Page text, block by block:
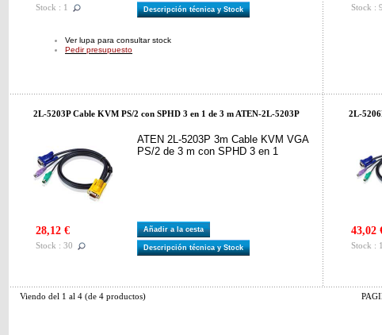
Stock : 1 Descripción técnica y Stock
Ver lupa para consultar stock
Pedir presupuesto
Stock :
2L-5203P Cable KVM PS/2 con SPHD 3 en 1 de 3 m ATEN-2L-5203P
ATEN 2L-5203P 3m Cable KVM VGA
PS/2 de 3 m con SPHD 3 en 1
28,12 €
Stock : 30
Añadir a la cesta
Descripción técnica y Stock
2L-
43,02
Stock :
Viendo del 1 al 4 (de 4 productos)